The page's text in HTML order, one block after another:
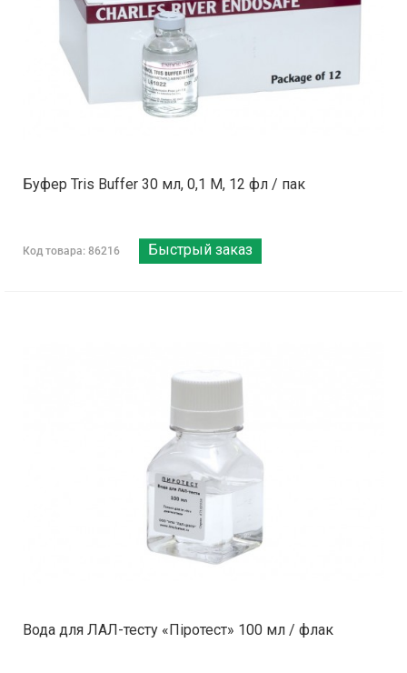
Буфер Tris Buffer 30 мл, 0,1 М, 12 фл / пак
Код товара: 86216 Быстрый заказ
Вода для ЛАЛ-тесту «Піротест» 100 мл / флак